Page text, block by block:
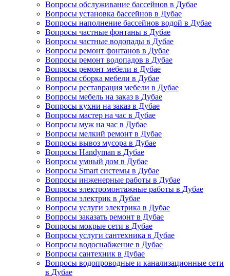
Вопросы обслуживание бассейнов в Дубае
Вопросы установка бассейнов в Дубае
Вопросы наполнение бассейнов водой в Дубае
Вопросы частные фонтаны в Дубае
Вопросы частные водопады в Дубае
Вопросы ремонт фонтанов в Дубае
Вопросы ремонт водопадов в Дубае
Вопросы ремонт мебели в Дубае
Вопросы сборка мебели в Дубае
Вопросы реставрация мебели в Дубае
Вопросы мебель на заказ в Дубае
Вопросы кухни на заказ в Дубае
Вопросы мастер на час в Дубае
Вопросы муж на час в Дубае
Вопросы мелкий ремонт в Дубае
Вопросы вывоз мусора в Дубае
Вопросы Handyman в Дубае
Вопросы умный дом в Дубае
Вопросы Smart системы в Дубае
Вопросы инженерные работы в Дубае
Вопросы электромонтажные работы в Дубае
Вопросы электрик в Дубае
Вопросы услуги электрика в Дубае
Вопросы заказать ремонт в Дубае
Вопросы мокрые сети в Дубае
Вопросы услуги сантехника в Дубае
Вопросы водоснабжение в Дубае
Вопросы сантехник в Дубае
Вопросы водопроводные и канализационные сети
в Дубае